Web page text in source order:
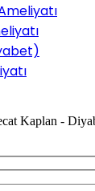
Kaplan -